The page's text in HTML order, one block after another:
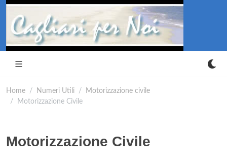
Home Numeri Utili
Motorizzazione civile
Motorizzazione Civile
Motorizzazione Civile